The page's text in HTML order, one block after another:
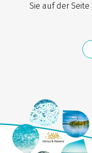
Sie auf der Seite